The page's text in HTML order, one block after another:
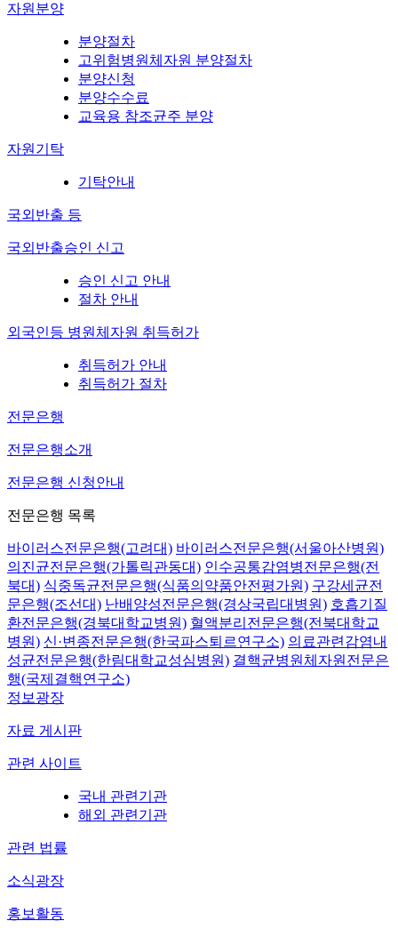
자원분양
분양절차
고위험병원체자원 분양절차
분양신청
분양수수료
교육용 참조균주 분양
자원기탁
기탁안내
국외반출 등
국외반출승인 신고
승인 신고 안내
절차 안내
외국인등 병원체자원 취득허가
취득허가 안내
취득허가 절차
전문은행
전문은행소개
전문은행 신청안내
전문은행 목록
바이러스전문은행(고려대) 바이러스전문은행(서울아산병원)
의진균전문은행(가톨릭관동대) 인수공통감염병전문은행(전
북대) 식중독균전문은행(식품의약품안전평가원) 구강세균전
문은행(조선대) 난배양성전문은행(경상국립대병원) 호흡기질
환전문은행(경북대학교병원) 혈액분리전문은행(전북대학교
병원) 신·변종전문은행(한국파스퇴르연구소) 의료관련감염내
성균전문은행(한림대학교성심병원) 결핵균병원체자원전문은
행(국제결핵연구소)
정보광장
자료 게시판
관련 사이트
국내 관련기관
해외 관련기관
관련 법률
소식광장
홍보활동